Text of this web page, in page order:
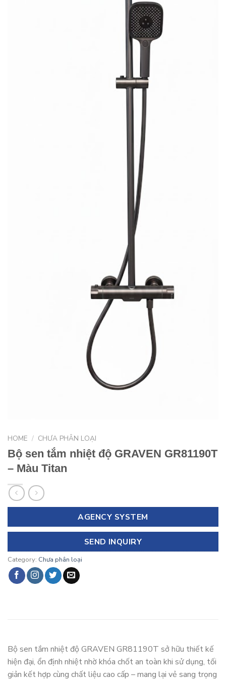
HOME / CHƯA PHÂN LOẠI
Bộ sen tắm nhiệt độ GRAVEN GR81190T
– Màu Titan
AGENCY SYSTEM
SEND INQUIRY
Category: Chưa phân loại
Bộ sen tắm nhiệt độ GRAVEN GR81190T sở hữu thiết kế
hiện đại, ổn định nhiệt nhờ khóa chốt an toàn khi sử dụng, tối
giản kết hợp cùng chất liệu cao cấp – mang lại vẻ sang trọng